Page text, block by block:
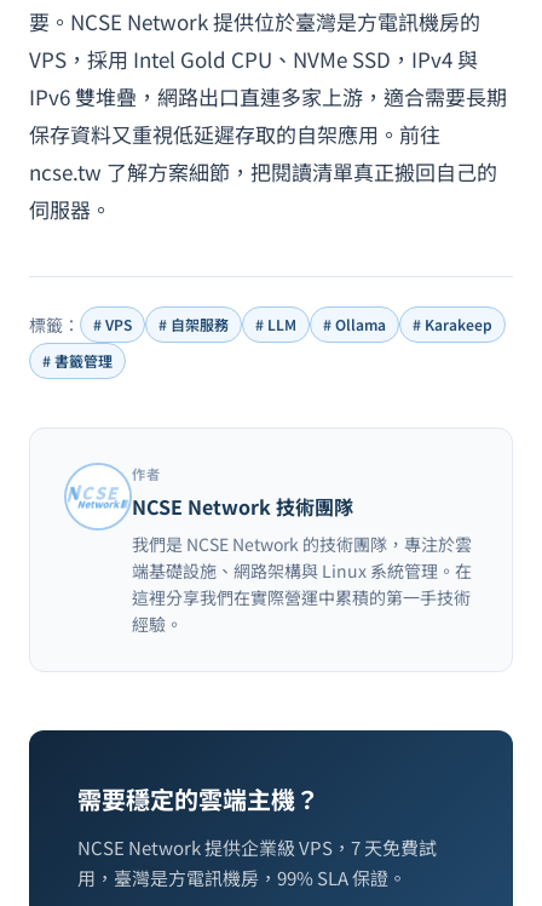
要。NCSE Network 提供位於臺灣是方電訊機房的
VPS，採用 Intel Gold CPU、NVMe SSD，IPv4 與
IPv6 雙堆疊，網路出口直連多家上游，適合需要長期
保存資料又重視低延遲存取的自架應用。前往
ncse.tw 了解方案細節，把閱讀清單真正搬回自己的
伺服器。
標籤： # VPS # 自架服務 # LLM # Ollama
# Karakeep
# 書籤管理
作者
NCSE Network 技術團隊
我們是 NCSE Network 的技術團隊，專注於雲
端基礎設施、網路架構與 Linux 系統管理。在
這裡分享我們在實際營運中累積的第一手技術
經驗。
需要穩定的雲端主機？
NCSE Network 提供企業級 VPS，7 天免費試
用，臺灣是方電訊機房，99% SLA 保證。